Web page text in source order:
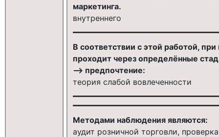
маркетинга.
внутреннего
В соответствии с этой работой,
проходит через определённые
—> предпочтение:
теория слабой вовлеченности
Методами наблюдения являются:
аудит розничной торговли,